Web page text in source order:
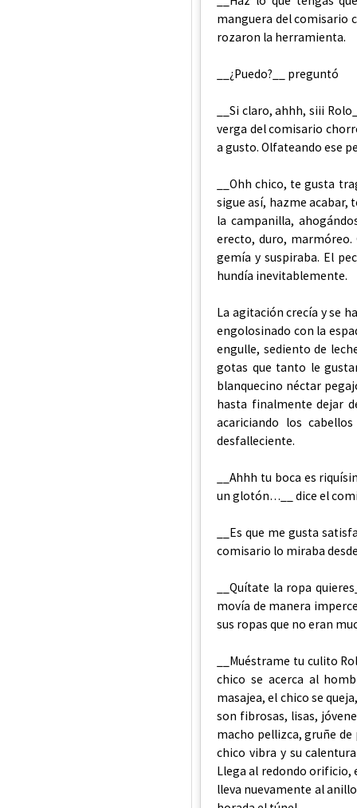
manguera del comisario
rozaron la herramienta.
__¿Puedo?__ preguntó
__Si claro, ahhh, siii
verga del comisario
a gusto. Olfateando ese
__Ohh chico, te gusta
sigue así, hazme
la campanilla,
erecto, duro, marmóreo.
gemía y suspiraba. El
hundía inevitablemente.
La agitación crecía y se
engolosinado con la
engulle, sediento de
gotas que tanto le
blanquecino néctar
hasta finalmente dejar
acariciando los
desfalleciente.
__Ahhh tu boca es
un glotón…__ dice el
__Es que me gusta
comisario lo miraba
__Quítate la ropa
movía de manera
sus ropas que no eran
__Muéstrame tu culito
chico se acerca al
masajea, el chico se
son fibrosas, lisas,
macho pellizca, gruñe de
chico vibra y su
Llega al redondo orificio,
lleva nuevamente al